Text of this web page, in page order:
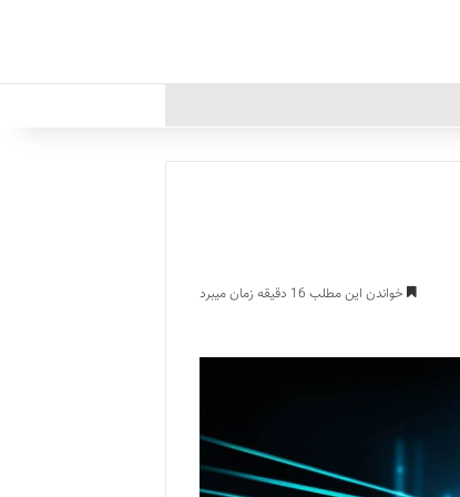
خواندن این مطلب 16 دقیقه زمان میبرد